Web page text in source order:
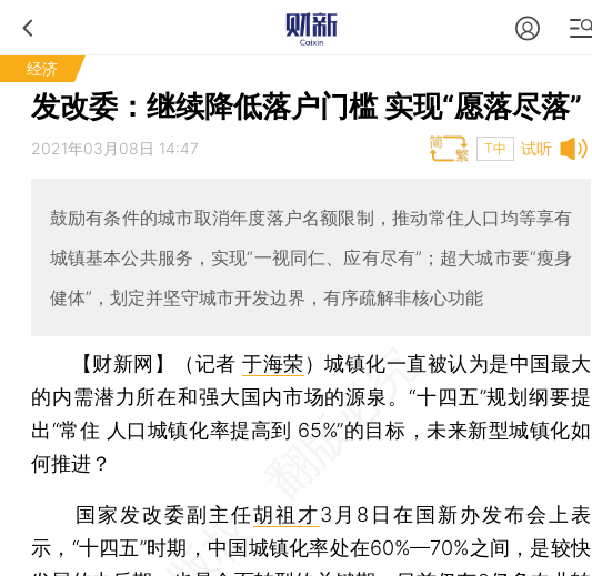
经济
发改委：继续降低落户门槛 实现“愿落尽落”
试听
2021年03月08日 14:47 T中
鼓励有条件的城市取消年度落户名额限制，推动常住人口均等享有
城镇基本公共服务，实现“一视同仁、应有尽有”；超大城市要“瘦身
健体”，划定并坚守城市开发边界，有序疏解非核心功能
【财新网】（记者于海荣）城镇化一直被认为是中国最大
的内需潜力所在和强大国内市场的源泉。“十四五”规划纲要提
出“常住 人口城镇化率提高到 65%”的目标，未来新型城镇化如
何推进？
国家发改委副主任胡祖才3月8日在国新办发布会上表
示，“十四五”时期，中国城镇化率处在60%—70%之间，是较快